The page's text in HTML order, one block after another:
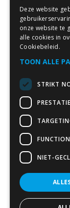
Deze website
onze website te
alle cookies in
Cookiebeleid.
TOON ALLE
STRIKT
PRESTATIE
NIET-